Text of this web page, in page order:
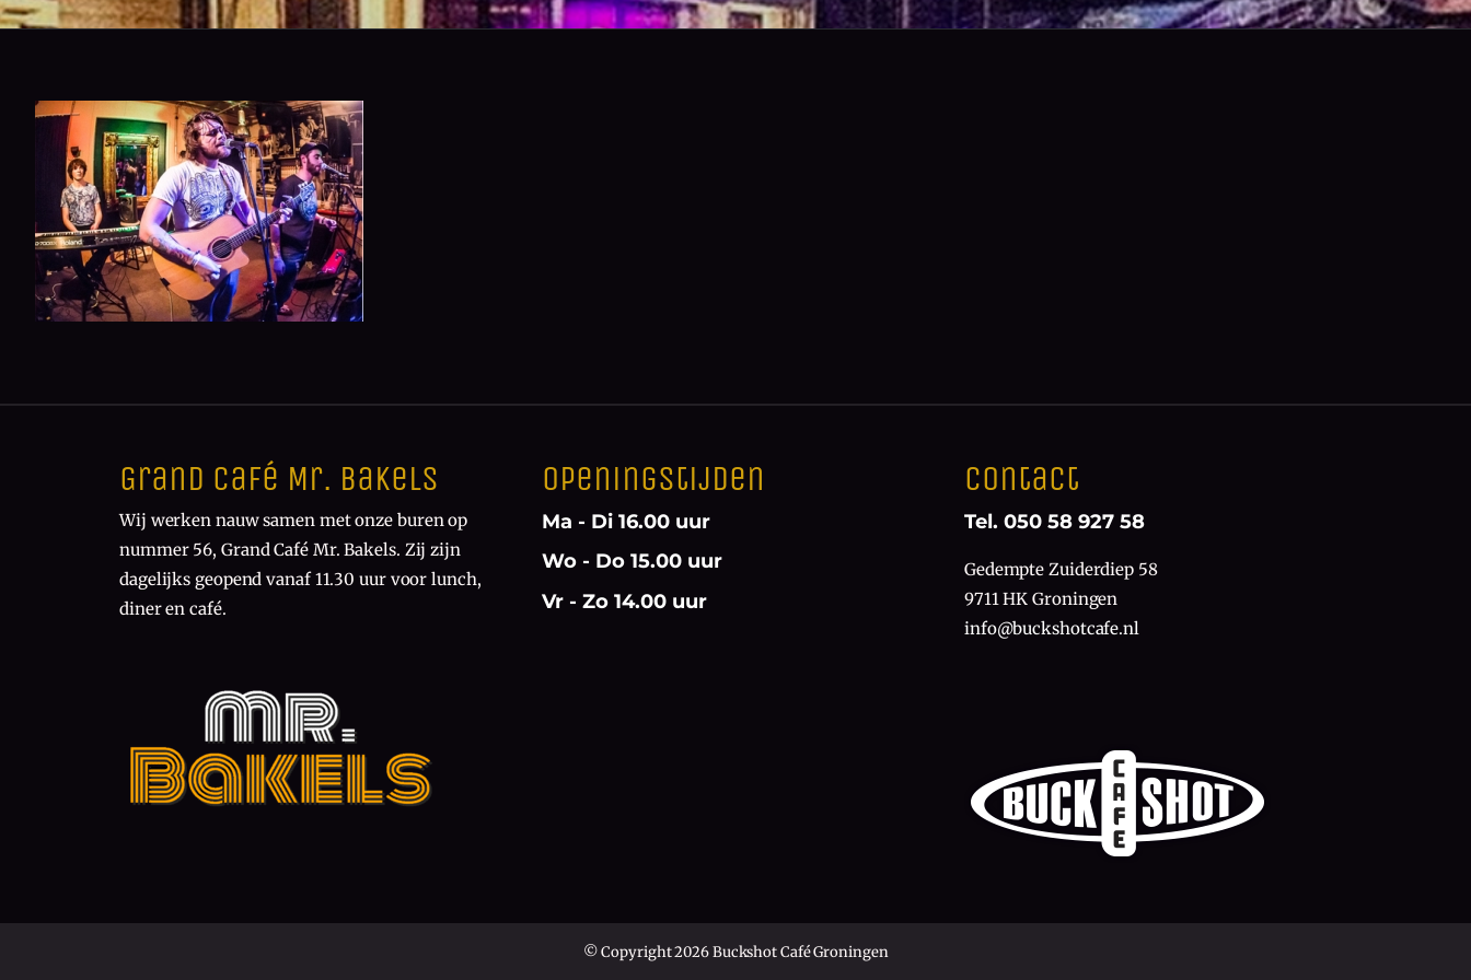
Grand Café Mr. Bakels
Wij werken nauw samen met onze buren op
nummer 56, Grand Café Mr. Bakels. Zij zijn
dagelijks geopend vanaf 11.30 uur voor lunch,
diner en café.
Openingstijden
Ma - Di 16.00 uur
Wo - Do 15.00 uur
Vr - Zo 14.00 uur
Contact
Tel. 050 58 927 58
Gedempte Zuiderdiep 58
9711 HK Groningen
info@buckshotcafe.nl
© Copyright 2026 Buckshot Café Groningen